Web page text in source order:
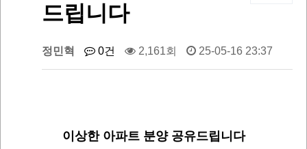
드립니다
정민혁 0건 2,161회 25-05-16 23:37
이상한 아파트 분양 공유드립니다